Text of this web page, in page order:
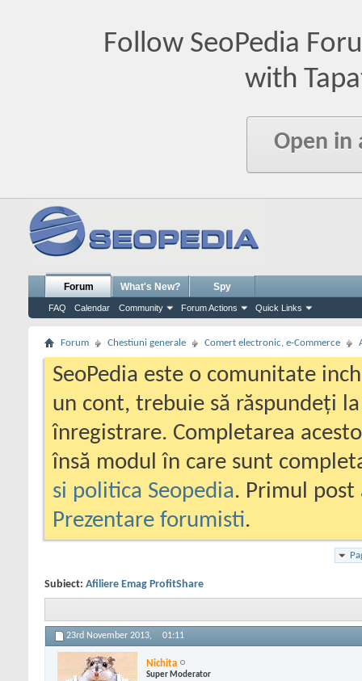
Follow SeoPedia
with
Open in
Forum
FAQ Calendar Community Forum Actions Quick Links
What's New? Spy
Forum Chestiuni generale Comert electronic, e-Commerce
SeoPedia este o comunitate
un cont, trebuie să răspundeți
înregistrare. Completarea
însă modul în care sunt
si politica Seopedia. Primul
Prezentare forumisti.
Subiect: Afiliere Emag ProfitShare
23rd November 2013, 01:11
Nichita
Super Moderator